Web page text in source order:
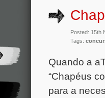
Posted: 15th
Tags:
Quando a
“Chapéus
para a